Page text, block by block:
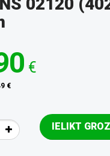
€
€
IELIKT